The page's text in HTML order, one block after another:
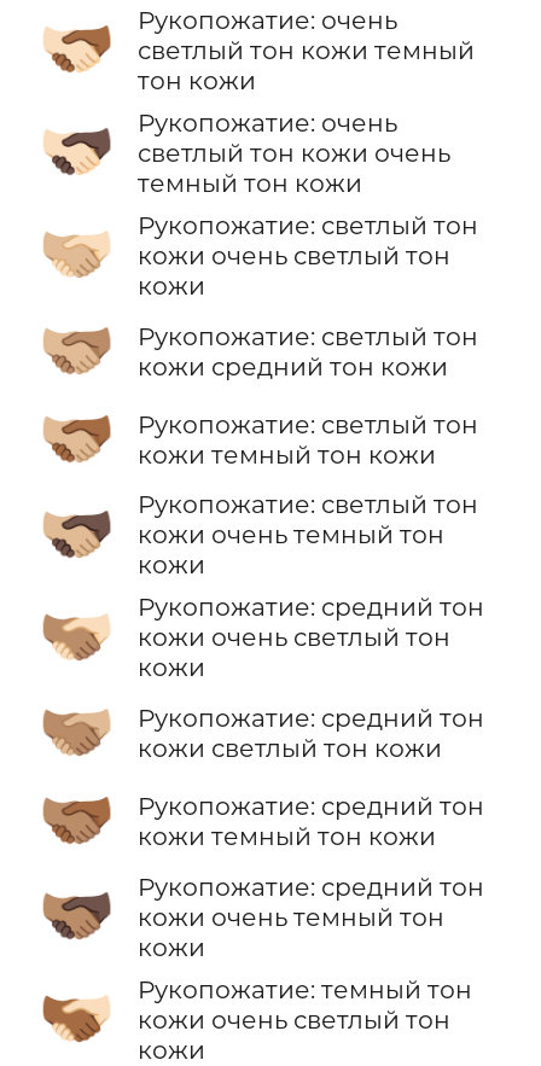
🫱🏻‍🫲🏾
Рукопожатие: очень
светлый тон кожи темный
тон кожи
🫱🏻‍🫲🏿
Рукопожатие: очень
светлый тон кожи очень
темный тон кожи
🫱🏼‍🫲🏻
Рукопожатие: светлый тон
кожи очень светлый тон
кожи
🫱🏼‍🫲🏽
Рукопожатие: светлый тон
кожи средний тон кожи
🫱🏼‍🫲🏾
Рукопожатие: светлый тон
кожи темный тон кожи
🫱🏼‍🫲🏿
Рукопожатие: светлый тон
кожи очень темный тон
кожи
🫱🏽‍🫲🏻
Рукопожатие: средний тон
кожи очень светлый тон
кожи
🫱🏽‍🫲🏼
Рукопожатие: средний тон
кожи светлый тон кожи
🫱🏽‍🫲🏾
Рукопожатие: средний тон
кожи темный тон кожи
🫱🏽‍🫲🏿
Рукопожатие: средний тон
кожи очень темный тон
кожи
🫱🏾‍🫲🏻
Рукопожатие: темный тон
кожи очень светлый тон
кожи